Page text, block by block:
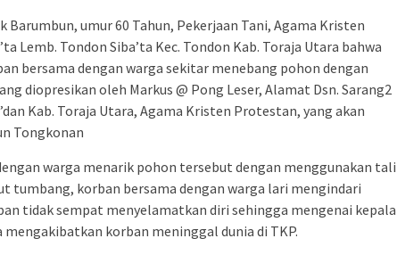
Barumbun, umur 60 Tahun, Pekerjaan Tani, Agama Kristen
Lemb. Tondon Siba’ta Kec. Tondon Kab. Toraja Utara bahwa
bersama dengan warga sekitar menebang pohon dengan
diopresikan oleh Markus @ Pong Leser, Alamat Dsn. Sarang2
Kab. Toraja Utara, Agama Kristen Protestan, yang akan
Tongkonan
warga menarik pohon tersebut dengan menggunakan tali
tumbang, korban bersama dengan warga lari mengindari
tidak sempat menyelamatkan diri sehingga mengenai kepala
korban meninggal dunia di TKP.